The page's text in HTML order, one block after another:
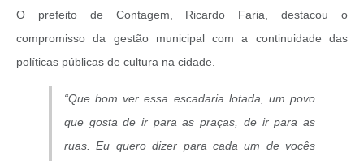
O prefeito de Contagem, Ricardo Faria, destacou o
compromisso da gestão municipal com a continuidade das
políticas públicas de cultura na cidade.
“Que bom ver essa escadaria lotada, um povo
que gosta de ir para as praças, de ir para as
ruas. Eu quero dizer para cada um de vocês